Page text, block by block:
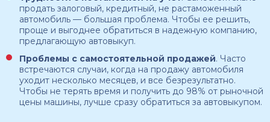
продать залоговый, кредитный, не растаможенный
автомобиль — большая проблема. Чтобы ее решить,
проще и выгоднее обратиться в надежную компанию,
предлагающую автовыкуп.
Проблемы с самостоятельной продажей. Часто
встречаются случаи, когда на продажу автомобиля
уходит несколько месяцев, и все безрезультатно.
Чтобы не терять время и получить до 98% от рыночной
цены машины, лучше сразу обратиться за автовыкупом.